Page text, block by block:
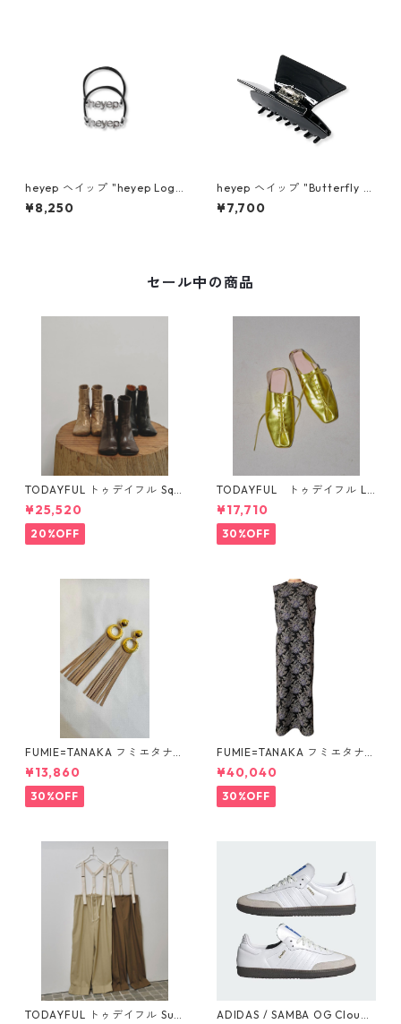
heyep ヘイップ "heyep Logo
Hair Ties (2-piece)" (SLV) h
p07126
¥8,250
heyep ヘイップ "Butterfly J
oint Clip" hp04626
¥7,700
セール中の商品
TODAYFUL トゥデイフル Squ
are Short Boots 12321008 1
2521006
¥25,520
20%OFF
TODAYFUL トゥデイフル La
ceup Leather Shoes 1232101
1
¥17,710
30%OFF
FUMIE=TANAKA フミエタナ
カ ring fringe earring F23A
-55 NU
¥13,860
30%OFF
FUMIE=TANAKA フミエタナ
カ flower JQ OP (BLK)F25S-
13
¥40,040
30%OFF
TODAYFUL トゥデイフル Sus
ADIDAS / SAMBA OG Cloud